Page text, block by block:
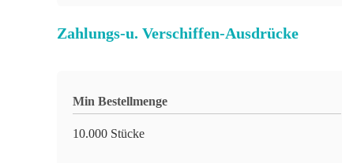
Zahlungs-u. Verschiffen-Ausdrücke
Min Bestellmenge
10.000 Stücke